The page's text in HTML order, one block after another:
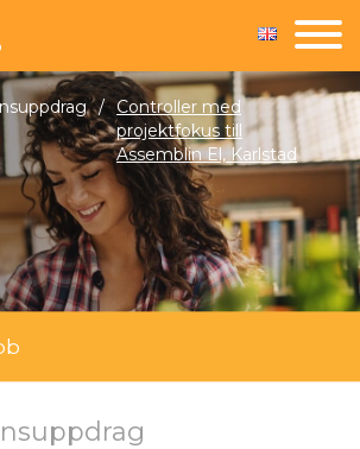
/ Controller med
projektfokus till
Assemblin El, Karlstad